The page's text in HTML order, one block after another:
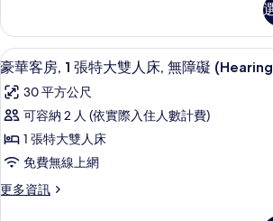
(Hearing)
的
所
有
相
片
(Hearing)
的
詳
情
標
準
雙
人
床,
無
障
礙
客
房,
2
標
準
人
床,
障
顯
示
豪
華
客
1
高級寢具、
4
豪華客房, 1 張特大雙人床, 無障礙
30 平方公尺
可容納 2 人 (依實際入住人數計費)
1 張特大雙人床
免費無線上網
更多資訊
更